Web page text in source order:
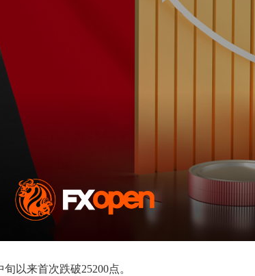
以来首次跌破25200点。